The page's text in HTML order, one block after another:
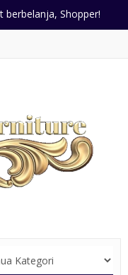
berbelanja, Shopper!